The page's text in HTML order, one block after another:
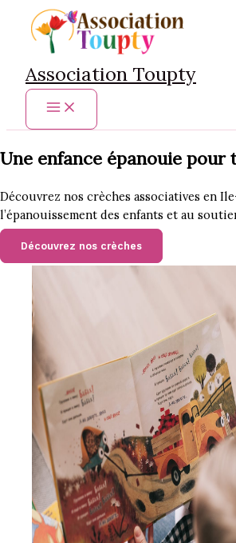
contenu
Association Toupty
Main
Une enfance épanouie pour
Découvrez nos crèches associatives en
l’épanouissement des enfants et au
Découvrez nos crèches